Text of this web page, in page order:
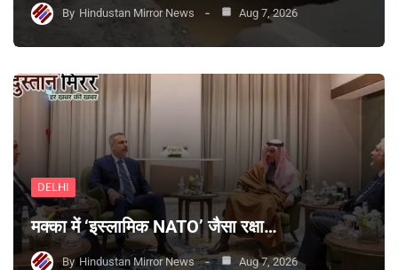
By Hindustan Mirror News Aug 7, 2026
DELHI
मक्का में ‘इस्लामिक NATO’ जैसा रक्षा…
By Hindustan Mirror News Aug 7, 2026